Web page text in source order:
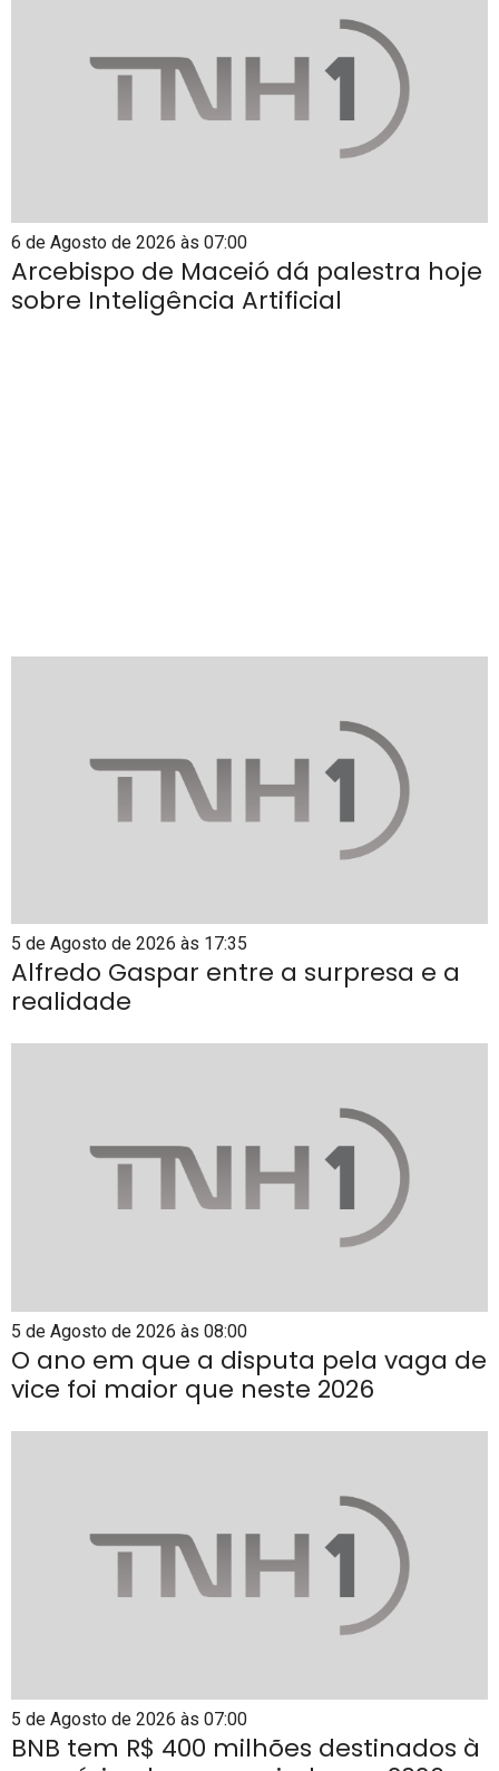
6 de Agosto de 2026 às 07:00
Arcebispo de Maceió dá palestra hoje
sobre Inteligência Artificial
5 de Agosto de 2026 às 17:35
Alfredo Gaspar entre a surpresa e a
realidade
5 de Agosto de 2026 às 08:00
O ano em que a disputa pela vaga de
vice foi maior que neste 2026
5 de Agosto de 2026 às 07:00
BNB tem R$ 400 milhões destinados à